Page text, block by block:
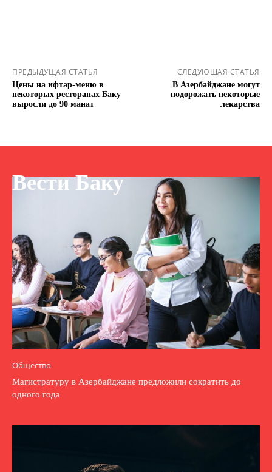
ПРЕДЫДУЩАЯ СТАТЬЯ
Цены на ифтар-меню в
некоторых ресторанах Баку
выросли до 90 манат
СЛЕДУЮЩАЯ СТАТЬЯ
В Азербайджане могут
подорожать некоторые
лекарства
Вести Баку
Общество
Магистратуру в Азербайджане предложили сократить до
одного года